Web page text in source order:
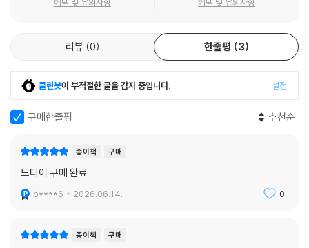
여행을 할 수 있는 시간이 줄어들고 있습니다.
그래서 그럴까요, 『블랙아웃』은 그간 이 시리즈의 각 작품이 보여주었던
개성들을 한데 모아 보여줍니다. 총집합 같은 느낌입니다. 제2차 세계대전
피소드를 독자에게 선사합니다. 코미디에 중점을 둔 쪽도 있고, 감동적인
역사적 순간과 만난 사례도 있고, 시간 여행자에게 닥친 위기에 주안점을
둔 에피소드도 있습니다. 이 시리즈의 팬이라면 여러 전작의 분위기를 번
은근히 기대하면서 말이죠.
그런데 문제가 있습니다. 이 다양한 시간 여행을 감독하는 현재(2060년)
다. 초반에는 확실히 집중해서 읽을 필요가 있습니다. 코니 윌리스는 난장
- 시애틀 타임스
세밀한 묘사와 시대 고증을 잘 버무린, 페이지 터너 스릴러!
다.
코니 윌리스는 처음부터 독자들을 몰입에 빠뜨리는 갈고리를 가진 완벽한
이야기꾼이다.
리뷰 0 한줄평 3
클린봇이 부적절한 글을 감지 중입니다. 설정
구매한줄평 추천순
종이책 구매
드디어 구매 완료
b****6 2026.06.14. 0
종이책 구매